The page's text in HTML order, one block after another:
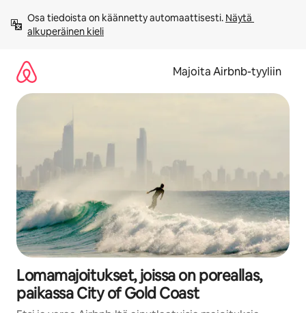
sisältö
väliin
Osa tiedoista on käännetty automaattisesti. Näytä
alkuperäinen kieli
Majoita Airbnb-tyyliin
Lomamajoitukset, joissa on poreallas,
paikassa City of Gold Coast